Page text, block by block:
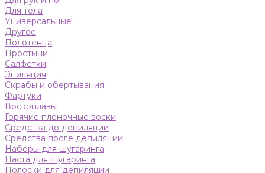
Для тела
Универсальные
Другое
Полотенца
Простыни
Салфетки
Эпиляция
Скрабы и обертывания
Фартуки
Воскоплавы
Горячие пленочные воски
Средства до депиляции
Средства после депиляции
Наборы для шугаринга
Паста для шугаринга
Полоски для депиляции